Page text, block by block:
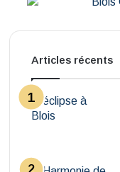
Articles récents